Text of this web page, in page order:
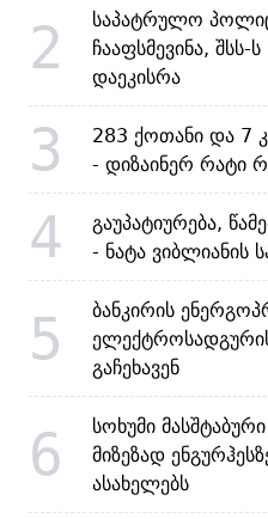
2
საპატრულო
ჩააფსმევინა,
დაეკისრა
3
283 ქოთანი და 7
- დიზაინერ რატი
4
გაუპატიურება,
- ნატა ვიბლიანის
5
ბანკირის
გაჩეხავენ
6
სოხუმი
მიზეზად
ასახელებს